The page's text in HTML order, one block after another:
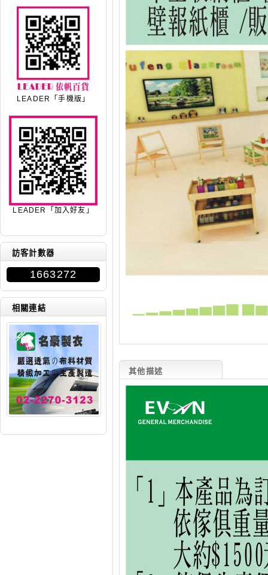
LEADER「手機版」
LEADER「加入好友」
訪客計數器
1663272
相關連結
其他描述